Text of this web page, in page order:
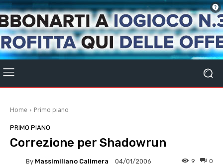
Home Primo piano
PRIMO PIANO
Correzione per Shadowrun
By Massimiliano Calimera 04/01/2006 0
9